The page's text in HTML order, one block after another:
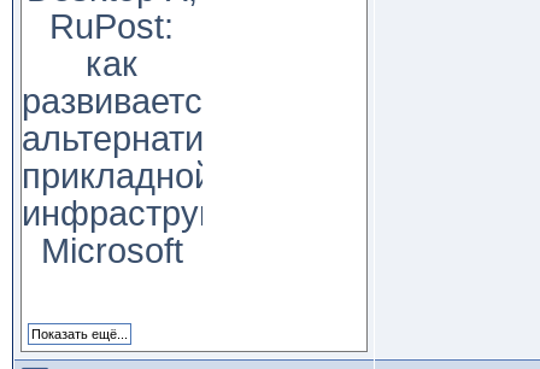
RuPost:
как
развивается
альтернатива
прикладной
инфраструктуре
Microsoft